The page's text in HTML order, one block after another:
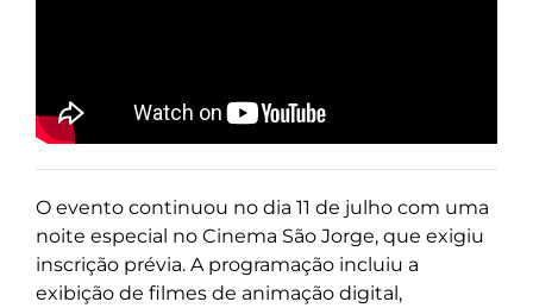
O evento continuou no dia 11 de julho com uma
noite especial no Cinema São Jorge, que exigiu
inscrição prévia. A programação incluiu a
exibição de filmes de animação digital,